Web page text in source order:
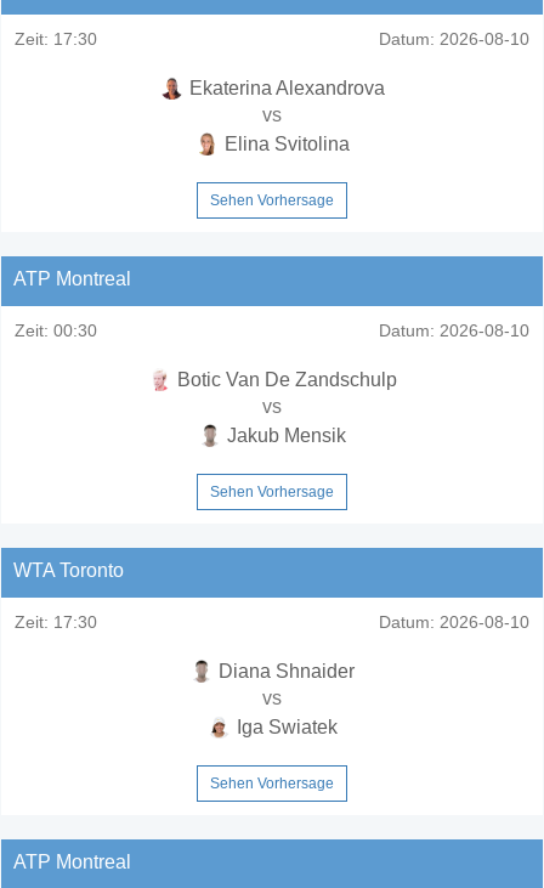
Zeit: 17:30 Datum: 2026-08-10
Ekaterina Alexandrova
vs
Elina Svitolina
Sehen Vorhersage
ATP Montreal
Zeit: 00:30 Datum: 2026-08-10
Botic Van De Zandschulp
vs
Jakub Mensik
Sehen Vorhersage
WTA Toronto
Zeit: 17:30 Datum: 2026-08-10
Diana Shnaider
vs
Iga Swiatek
Sehen Vorhersage
ATP Montreal